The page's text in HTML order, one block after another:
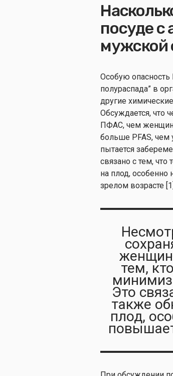
посуде
мужской
Особую опасность
полураспада” в
другие
Обсуждается, что
ПФАС, чем
больше PFAS,
пытается
связано с тем, что
на плод,
зрелом возрасте
тем,
Это
также
плод,